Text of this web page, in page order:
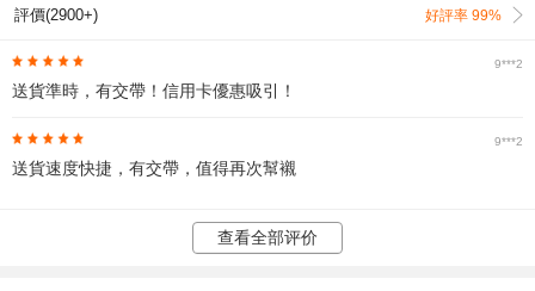
評價(2900+) 好評率 99%
9***2
送貨準時，有交帶！信用卡優惠吸引！
9***2
送貨速度快捷，有交帶，值得再次幫襯
查看全部评价